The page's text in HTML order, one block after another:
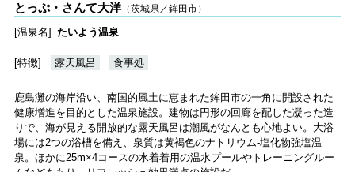
とっぷ・さんて大洋（茨城県／鉾田市）
[温泉名] たいよう温泉
[特徴] 露天風呂 食事処
鹿島灘の海岸沿い、南国的風土に恵まれた鉾田市の一角に開設された
健康増進を目的とした温泉施設。建物は円形の回廊を配した凝った造
りで、海が見える開放的な露天風呂は潮風がなんとも心地よい。大浴
場には2つの浴槽を備え、泉質は黄褐色のナトリウム-塩化物強塩温
泉。ほかに25m×4コースの水着着用の温水プールやトレーニングルー